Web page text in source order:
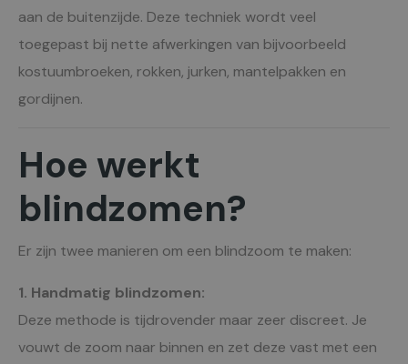
aan de buitenzijde. Deze techniek wordt veel
toegepast bij nette afwerkingen van bijvoorbeeld
kostuumbroeken, rokken, jurken, mantelpakken en
gordijnen.
Hoe werkt
blindzomen?
Er zijn twee manieren om een blindzoom te maken:
1. Handmatig blindzomen:
Deze methode is tijdrovender maar zeer discreet. Je
vouwt de zoom naar binnen en zet deze vast met een